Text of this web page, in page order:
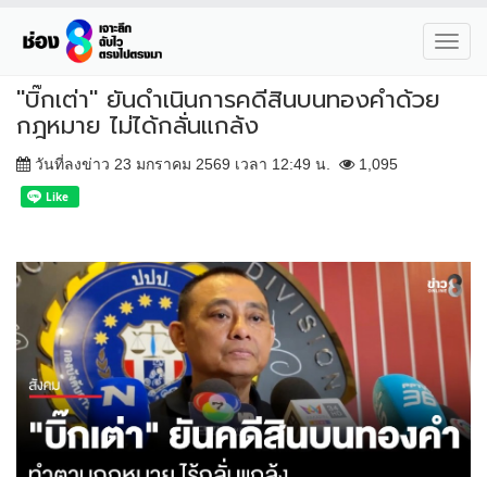
"บิ๊กเต่า" ยันดำเนินการคดีสินบนทองคำด้วย
กฎหมาย ไม่ได้กลั่นแกล้ง
วันที่ลงข่าว 23 มกราคม 2569 เวลา 12:49 น. 1,095